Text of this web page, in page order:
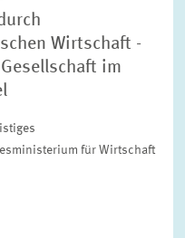
Wirtschaft -
im
für Wirtschaft